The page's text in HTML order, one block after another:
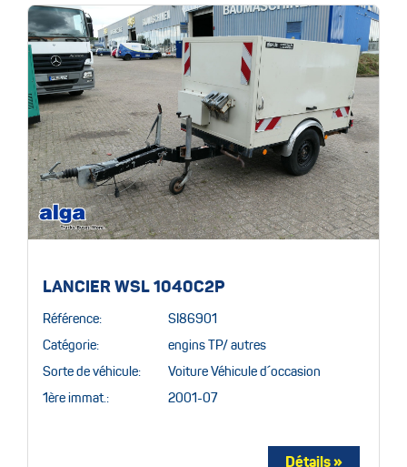
LANCIER WSL 1040C2P
Référence: SI86901
Catégorie: engins TP/ autres
Sorte de véhicule: Voiture Véhicule d´occasion
1ère immat.: 2001-07